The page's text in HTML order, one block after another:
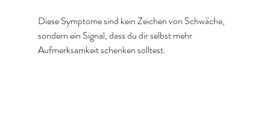
Diese Symptome sind kein Zeichen von Schwäche,
sondern ein Signal, dass du dir selbst mehr
Aufmerksamkeit schenken solltest.